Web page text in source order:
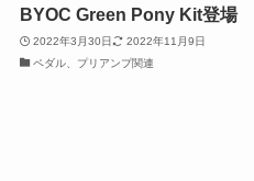
BYOC Green Pony Kit登場
2022年3月30日
2022年11月9日
ペダル、プリアンプ関連